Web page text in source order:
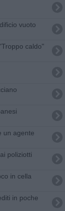
vuoto
caldo"
un agente
poliziotti
in cella
in poche